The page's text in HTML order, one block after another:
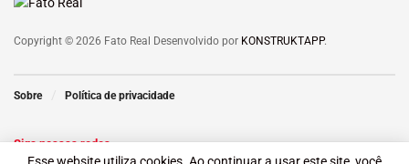
Copyright © 2026 Fato Real Desenvolvido por KONSTRUKTAPP.
Sobre Política de privacidade
Siga nossas redes